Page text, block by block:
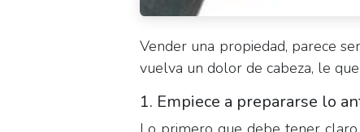
Vender una propiedad, parece
vuelva un dolor de cabeza, le
1. Empiece a prepararse lo